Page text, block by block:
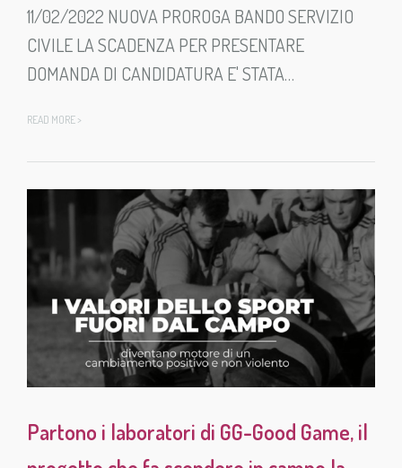
11/02/2022 NUOVA PROROGA BANDO SERVIZIO
CIVILE LA SCADENZA PER PRESENTARE
DOMANDA DI CANDIDATURA E' STATA…
READ MORE >
Partono i laboratori di GG-Good Game, il